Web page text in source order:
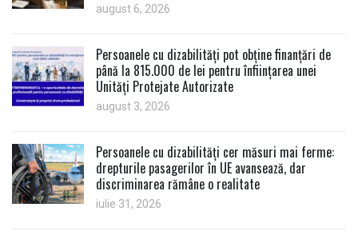
august 6, 2026
Persoanele cu dizabilități pot obține finanțări de
până la 815.000 de lei pentru înființarea unei
Unități Protejate Autorizate
august 3, 2026
Persoanele cu dizabilități cer măsuri mai ferme:
drepturile pasagerilor în UE avansează, dar
discriminarea rămâne o realitate
iulie 31, 2026